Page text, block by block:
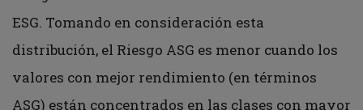
ESG. Tomando en consideración esta
distribución, el Riesgo ASG es menor cuando los
valores con mejor rendimiento (en términos
ASG) están concentrados en las clases con mayor